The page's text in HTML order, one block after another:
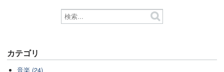
カテゴリ
音楽 (24)